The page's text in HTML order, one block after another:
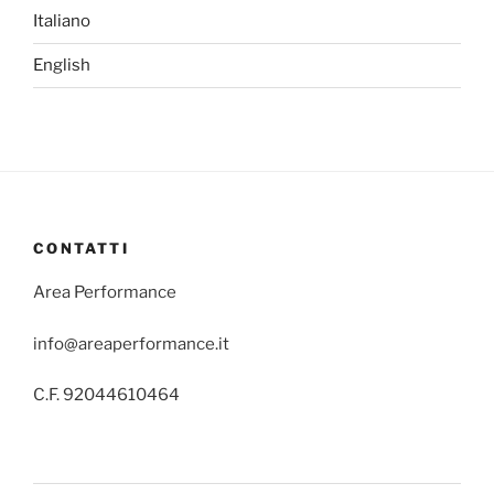
Italiano
English
CONTATTI
Area Performance
info@areaperformance.it
C.F. 92044610464